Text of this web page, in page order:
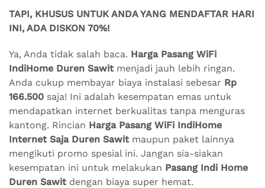
TAPI, KHUSUS UNTUK ANDA YANG MENDAFTAR HARI
INI, ADA DISKON 70%!
Ya, Anda tidak salah baca. Harga Pasang WiFi
IndiHome Duren Sawit menjadi jauh lebih ringan.
Anda cukup membayar biaya instalasi sebesar Rp
166.500 saja! Ini adalah kesempatan emas untuk
mendapatkan internet berkualitas tanpa menguras
kantong. Rincian Harga Pasang WiFi IndiHome
Internet Saja Duren Sawit maupun paket lainnya
mengikuti promo spesial ini. Jangan sia-siakan
kesempatan ini untuk melakukan Pasang Indi Home
Duren Sawit dengan biaya super hemat.